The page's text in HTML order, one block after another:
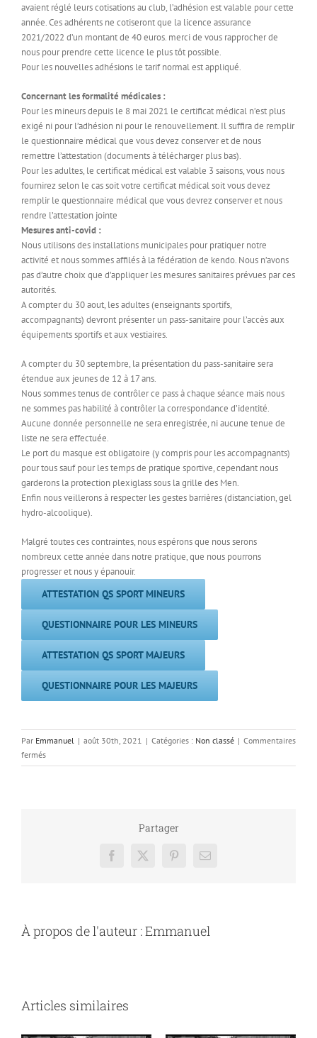
avaient réglé leurs cotisations au club, l’adhésion est valable pour cette
année. Ces adhérents ne cotiseront que la licence assurance
2021/2022 d’un montant de 40 euros. merci de vous rapprocher de
nous pour prendre cette licence le plus tôt possible.
Pour les nouvelles adhésions le tarif normal est appliqué.
Concernant les formalité médicales :
Pour les mineurs depuis le 8 mai 2021 le certificat médical n’est plus
exigé ni pour l’adhésion ni pour le renouvellement. Il suffira de remplir
le questionnaire médical que vous devez conserver et de nous
remettre l’attestation (documents à télécharger plus bas).
Pour les adultes, le certificat médical est valable 3 saisons, vous nous
fournirez selon le cas soit votre certificat médical soit vous devez
remplir le questionnaire médical que vous devrez conserver et nous
rendre l’attestation jointe
Mesures anti-covid :
Nous utilisons des installations municipales pour pratiquer notre
activité et nous sommes affilés à la fédération de kendo. Nous n’avons
pas d’autre choix que d’appliquer les mesures sanitaires prévues par ces
autorités.
A compter du 30 aout, les adultes (enseignants sportifs,
accompagnants) devront présenter un pass-sanitaire pour l’accès aux
équipements sportifs et aux vestiaires.
A compter du 30 septembre, la présentation du pass-sanitaire sera
étendue aux jeunes de 12 à 17 ans.
Nous sommes tenus de contrôler ce pass à chaque séance mais nous
ne sommes pas habilité à contrôler la correspondance d’identité.
Aucune donnée personnelle ne sera enregistrée, ni aucune tenue de
liste ne sera effectuée.
Le port du masque est obligatoire (y compris pour les accompagnants)
pour tous sauf pour les temps de pratique sportive, cependant nous
garderons la protection plexiglass sous la grille des Men.
Enfin nous veillerons à respecter les gestes barrières (distanciation, gel
hydro-alcoolique).
Malgré toutes ces contraintes, nous espérons que nous serons
nombreux cette année dans notre pratique, que nous pourrons
progresser et nous y épanouir.
ATTESTATION QS SPORT MINEURS
QUESTIONNAIRE POUR LES MINEURS
ATTESTATION QS SPORT MAJEURS
QUESTIONNAIRE POUR LES MAJEURS
Par Emmanuel | août 30th, 2021 | Catégories : Non classé | Commentaires
ferméssur
Reprise
Partager
Facebook
X PinterestEmail
À propos de l'auteur :Emmanuel
Articles similaires